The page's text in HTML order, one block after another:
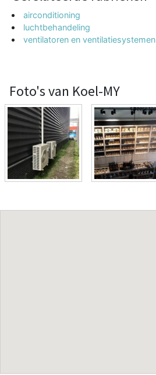
airconditioning
luchtbehandeling
ventilatoren en ventilatiesystemen
Foto's van Koel-MY